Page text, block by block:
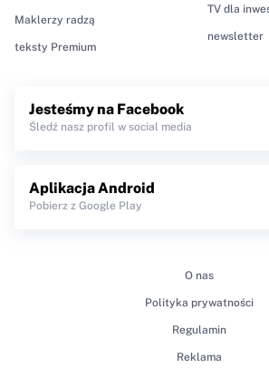
Maklerzy radzą
teksty Premium
TV dla
newsletter
Jesteśmy na Facebook
Śledź nasz profil w social media
Aplikacja Android
Pobierz z Google Play
O nas
Polityka prywatności
Regulamin
Reklama